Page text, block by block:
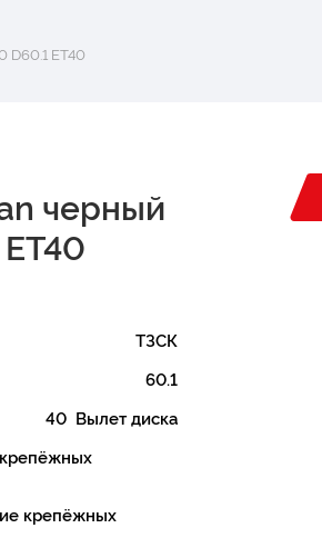
D60.1 ET40
черный
ТЗСК
60.1
40 Вылет диска
крепёжных